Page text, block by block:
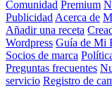
Comunidad Premium
Publicidad Acerca de
Añadir una receta
Wordpress Guía de Mi
Socios de marca
Preguntas frecuentes
servicio Registro de